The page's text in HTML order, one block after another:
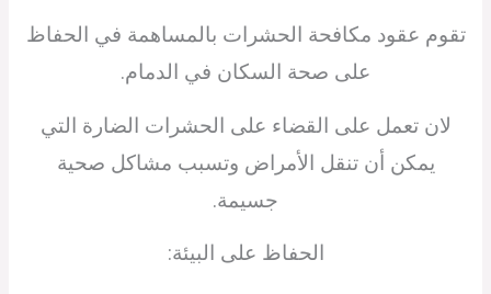
تقوم عقود مكافحة الحشرات بالمساهمة في الحفاظ
على صحة السكان في الدمام.
لان تعمل على القضاء على الحشرات الضارة التي
يمكن أن تنقل الأمراض وتسبب مشاكل صحية
جسيمة.
الحفاظ على البيئة: